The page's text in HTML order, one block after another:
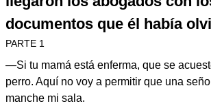
documentos que él había
PARTE 1
—Si tu mamá está enferma, que se
perro. Aquí no voy a permitir que una
manche mi sala.